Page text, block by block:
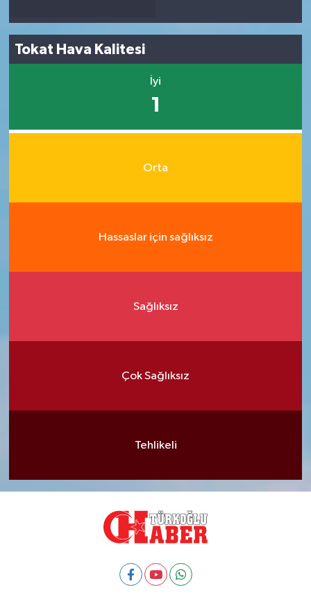
Tokat Hava Kalitesi
İyi
1
Orta
Hassaslar için sağlıksız
Sağlıksız
Çok Sağlıksız
Tehlikeli